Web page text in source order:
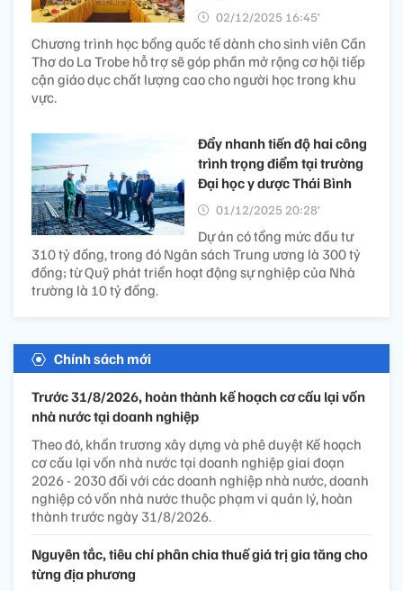
02/12/2025 16:45’
Chương trình học bổng quốc tế dành cho sinh viên Cần
Thơ do La Trobe hỗ trợ sẽ góp phần mở rộng cơ hội tiếp
cận giáo dục chất lượng cao cho người học trong khu
vực.
Đẩy nhanh tiến độ hai công
trình trọng điểm tại trường
Đại học y dược Thái Bình
01/12/2025 20:28’
Dự án có tổng mức đầu tư
310 tỷ đồng, trong đó Ngân sách Trung ương là 300 tỷ
đồng; từ Quỹ phát triển hoạt động sự nghiệp của Nhà
trường là 10 tỷ đồng.
Chính sách mới
Trước 31/8/2026, hoàn thành kế hoạch cơ cấu lại vốn
nhà nước tại doanh nghiệp
Theo đó, khẩn trương xây dựng và phê duyệt Kế hoạch
cơ cấu lại vốn nhà nước tại doanh nghiệp giai đoạn
2026 - 2030 đối với các doanh nghiệp nhà nước, doanh
nghiệp có vốn nhà nước thuộc phạm vi quản lý, hoàn
thành trước ngày 31/8/2026.
Nguyên tắc, tiêu chí phân chia thuế giá trị gia tăng cho
từng địa phương